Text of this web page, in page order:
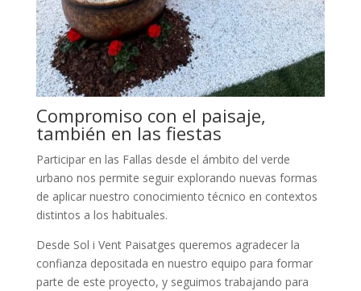
Compromiso con el paisaje,
también en las fiestas
Participar en las Fallas desde el ámbito del verde
urbano nos permite seguir explorando nuevas formas
de aplicar nuestro conocimiento técnico en contextos
distintos a los habituales.
Desde Sol i Vent Paisatges queremos agradecer la
confianza depositada en nuestro equipo para formar
parte de este proyecto, y seguimos trabajando para